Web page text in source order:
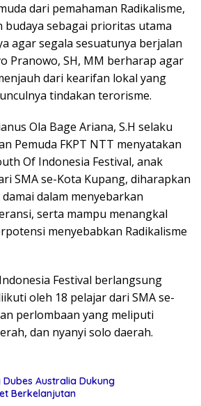
dari pemahaman Radikalisme,
budaya sebagai prioritas utama
agar segala sesuatunya berjalan
Pranowo, SH, MM berharap agar
dari kearifan lokal yang
tindakan terorisme.
Ola Bage Ariana, S.H selaku
Pemuda FKPT NTT menyatakan
Of Indonesia Festival, anak
SMA se-Kota Kupang, diharapkan
dalam menyebarkan
serta mampu menangkal
menyebabkan Radikalisme
Festival berlangsung
oleh 18 pelajar dari SMA se-
perlombaan yang meliputi
dan nyanyi solo daerah.
Dubes Australia Dukung
Berkelanjutan